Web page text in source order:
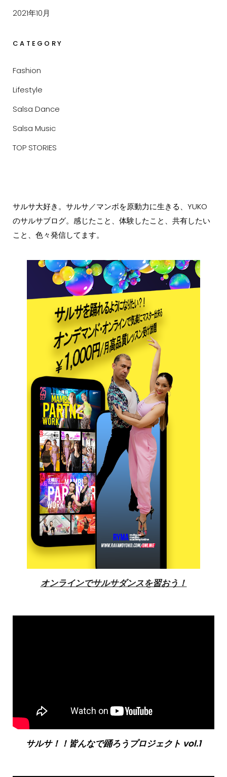
2021年10月
CATEGORY
Fashion
Lifestyle
Salsa Dance
Salsa Music
TOP STORIES
サルサ大好き。サルサ／マンボを原動力に生きる、YUKO
のサルサブログ。感じたこと、体験したこと、共有したい
こと、色々発信してます。
オンラインでサルサダンスを習おう！
サルサ！！皆んなで踊ろうプロジェクト vol.1